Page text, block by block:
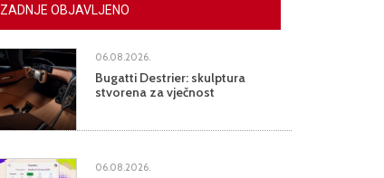
ZADNJE OBJAVLJENO
06.08.2026.
Bugatti Destrier: skulptura
stvorena za vječnost
06.08.2026.